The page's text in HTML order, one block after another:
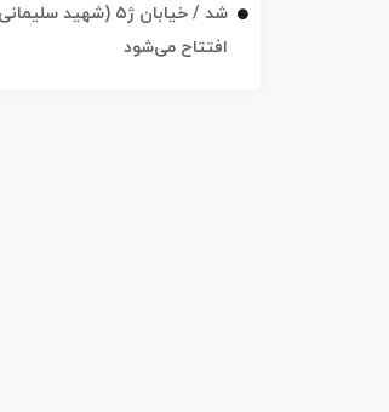
شد / خیابان ژ۵ (شهید
افتتاح می‌شود